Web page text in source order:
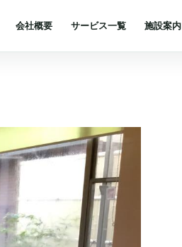
会社概要 サービス一覧 施設案内